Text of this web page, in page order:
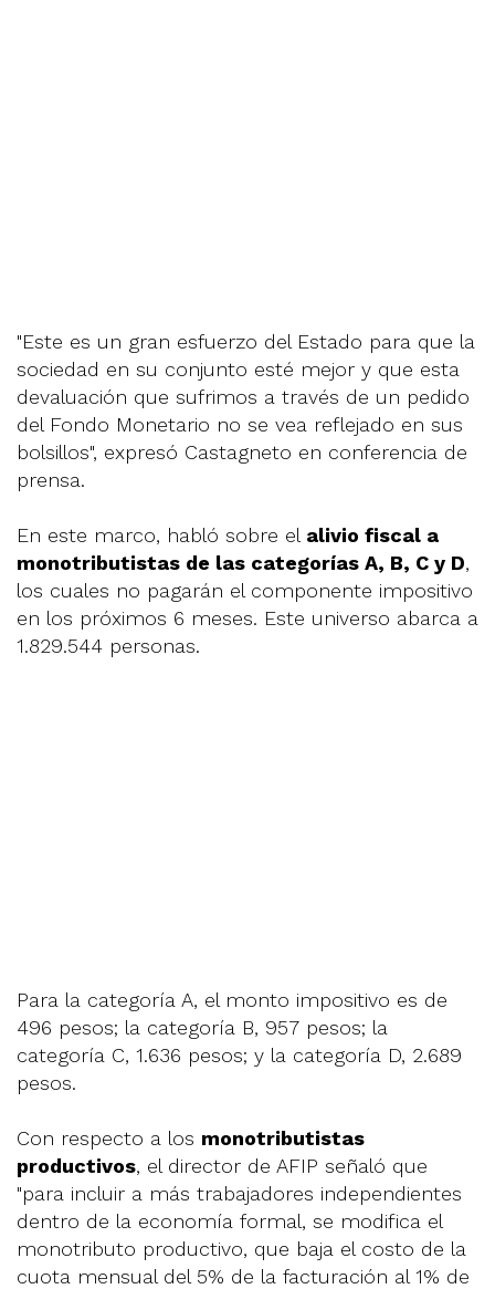
"Este es un gran esfuerzo del Estado para que la
sociedad en su conjunto esté mejor y que esta
devaluación que sufrimos a través de un pedido
del Fondo Monetario no se vea reflejado en sus
bolsillos", expresó Castagneto en conferencia de
prensa.
En este marco, habló sobre el alivio fiscal a
monotributistas de las categorías A, B, C y D,
los cuales no pagarán el componente impositivo
en los próximos 6 meses. Este universo abarca a
1.829.544 personas.
Para la categoría A, el monto impositivo es de
496 pesos; la categoría B, 957 pesos; la
categoría C, 1.636 pesos; y la categoría D, 2.689
pesos.
Con respecto a los monotributistas
productivos, el director de AFIP señaló que
"para incluir a más trabajadores independientes
dentro de la economía formal, se modifica el
monotributo productivo, que baja el costo de la
cuota mensual del 5% de la facturación al 1% de